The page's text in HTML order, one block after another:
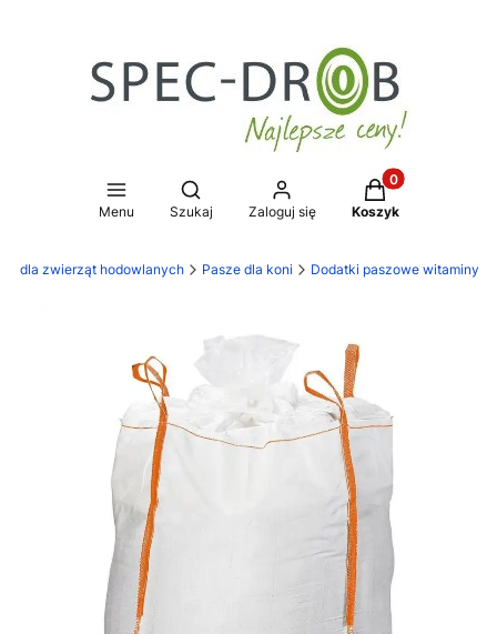
Menu
Otwórz wyszukiwarkę
Szukaj Zaloguj się
Produkty w
Koszyk
dla zwierząt hodowlanych Pasze dla koni Dodatki paszowe witaminy